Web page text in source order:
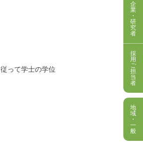
企
業
・
研
究
者
採
用
ご
担
当
者
地
域
・
一
般
って学士の学位